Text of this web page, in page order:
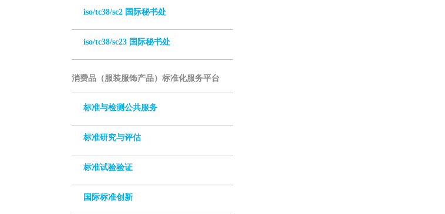
iso/tc38/sc2 国际秘书处
iso/tc38/sc23 国际秘书处
消费品（服装服饰产品）标准化服务平台
标准与检测公共服务
标准研究与评估
标准试验验证
国际标准创新